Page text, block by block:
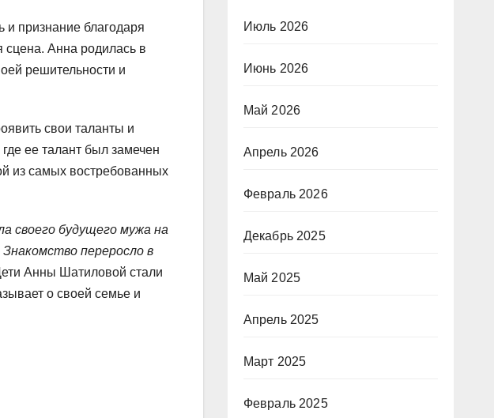
и признание благодаря
сцена. Анна родилась в
решительности и
свои таланты и
ее талант был замечен
из самых востребованных
своего будущего мужа на
Знакомство переросло в
Анны Шатиловой стали
о своей семье и
Июль 2026
Июнь 2026
Май 2026
Апрель 2026
Февраль 2026
Декабрь 2025
Май 2025
Апрель 2025
Март 2025
Февраль 2025